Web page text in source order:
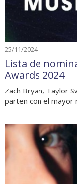
25/11/2024
Lista de
Awards 2024
Zach Bryan, Taylor
parten con el mayor